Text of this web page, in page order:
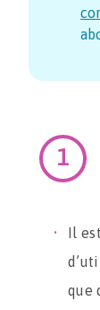
Il
que